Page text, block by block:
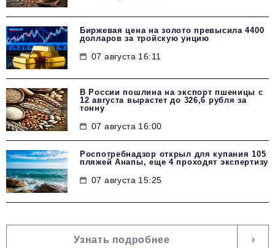
Биржевая цена на золото превысила 4400
долларов за тройскую унцию
07 августа 16:11
В России пошлина на экспорт пшеницы с
12 августа вырастет до 326,6 рубля за
тонну
07 августа 16:00
Роспотребнадзор открыл для купания 105
пляжей Анапы, еще 4 проходят экспертизу
07 августа 15:25
Узнать подробнее